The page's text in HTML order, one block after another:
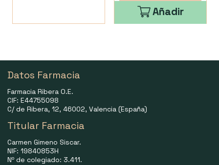
Añadir
Datos Farmacia
Farmacia Ribera O.E.
CIF: E44755098
C/ de Ribera, 12, 46002, Valencia (España)
Titular Farmacia
Carmen Gimeno Siscar.
NIF: 19840853H
Nº de colegiado: 3.411.